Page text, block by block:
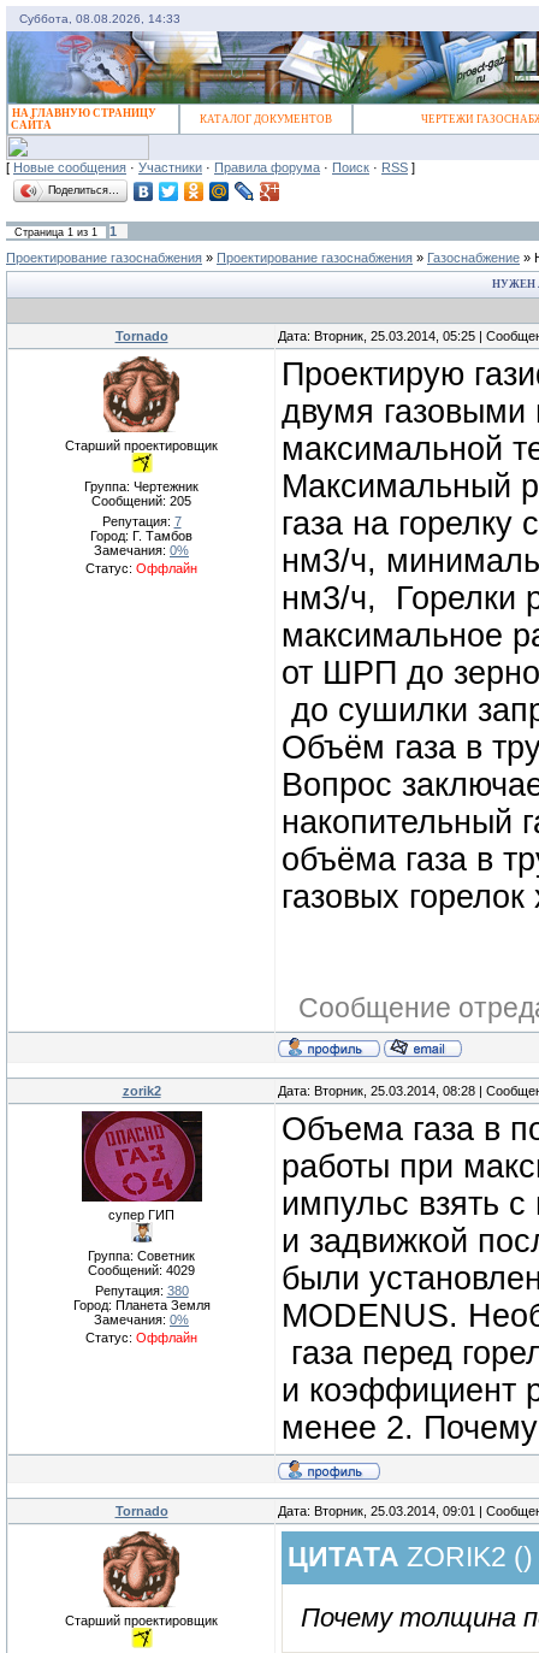
Суббота, 08.08.2026, 14:33
НА ГЛАВНУЮ СТРАНИЦУ
САЙТА
КАТАЛОГ ДОКУМЕНТОВ ЧЕРТЕЖИ
[ Новые сообщения · Участники · Правила форума · Поиск · RSS ]
Поделиться…
Страница 1 из 1
1
Проектирование газоснабжения » Проектирование газоснабжения » Газоснабжение »
НУЖЕН
Tornado Дата: Вторник, 25.03.2014, 05:25 |
Старший проектировщик
Группа: Чертежник
Сообщений: 205
Репутация: 7
Город: Г. Тамбов
Замечания: 0%
Статус: Оффлайн
Проектирую
двумя
максимальной
Максимальный
газа на
нм3/ч,
нм3/ч, Горелки
максимальное
от ШРП до
до сушилки
Объём газа в
Вопрос
накопительный
объёма газа в
газовых горелок
Сообщение
zorik2 Дата: Вторник, 25.03.2014, 08:28 |
супер ГИП
Группа: Советник
Сообщений: 4029
Репутация: 380
Город: Планета Земля
Замечания: 0%
Статус: Оффлайн
Объема газа в
работы при
импульс взять
и задвижкой
были
MODENUS.
газа перед
и коэффициент
менее 2.
Tornado Дата: Вторник, 25.03.2014, 09:01 |
Старший проектировщик
ЦИТАТА ZORIK2 ()
Почему толщина